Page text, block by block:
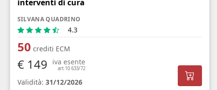
interventi di cura
SILVANA QUADRINO
4.3
50 crediti ECM
€ 149 iva esente
art.10 633/72
Validità: 31/12/2026